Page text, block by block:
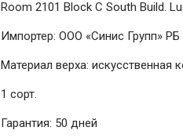
Room 2101 Block C South Build.
Импортер: ООО «Синис Групп»
Материал верха: искусственная
1 сорт.
Гарантия: 50 дней